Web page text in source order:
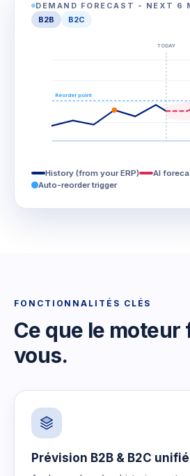
DEMAND FORECAST - NEXT 6
B2B
B2C
TODAY
Reorder point
History (from your ERP) AI
Auto-reorder trigger
FONCTIONNALITÉS CLÉS
Ce que le moteur
vous.
Prévision B2B & B2C